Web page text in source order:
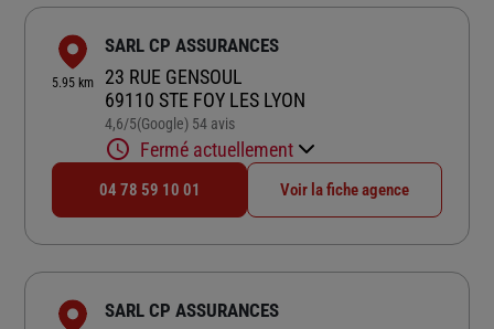
5.95 km
SARL CP ASSURANCES
23 RUE GENSOUL
69110 STE FOY LES LYON
4,6/5Note de 4.6 sur 5
(Google) 54 avis
Fermé actuellement
04 78 59 10 01 Voir la fiche agence
SARL CP ASSURANCES